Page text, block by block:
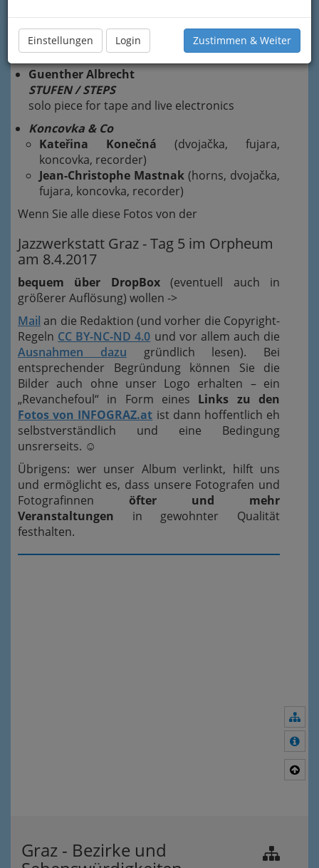
Einstellungen Login Zustimmen & Weiter
Seppo Gründler
Performance
Guenther Albrecht
STUFEN / STEPS
solo piece for tape and live electronics
Koncovka & Co
Kateřina Konečná (dvojačka, fujara,
koncovka, recorder)
Jean-Christophe Mastnak (horns, dvojačka,
fujara, koncovka, recorder)
Wenn Sie alle diese Fotos von der
Jazzwerkstatt Graz - Tag 5 im Orpheum
am 8.4.2017
bequem über DropBox(eventuell auch in
größerer Auflösung) wollen ->
Mail an die Redaktion (und vorher die Copyright-
Regeln CC BY-NC-ND 4.0 und vor allem auch die
Ausnahmen dazu gründlich lesen). Bei
entsprechender Begründung können Sie die
Bilder auch ohne unser Logo erhalten – ein
„Revanchefoul“ in Form eines Links zu den
Fotos von INFOGRAZ.at ist dann hoffentlich eh
selbstverständlich und eine Bedingung
unsrerseits. ☺
Übrigens: wer unser Album verlinkt, hilft uns
und ermöglicht es, dass unsere Fotografen und
Fotografinnen öfter und mehr
Veranstaltungen in gewohnter Qualität
festhalten.
Graz - Bezirke und